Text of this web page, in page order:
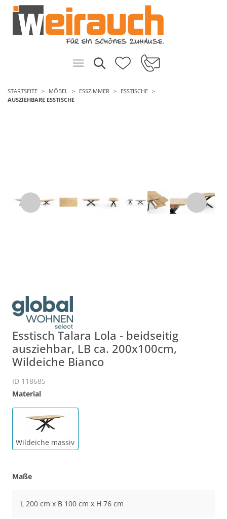
STARTSEITE MÖBEL ESSZIMMER
ESSTISCHE
AUSZIEHBARE ESSTISCHE
Esstisch Talara Lola - beidseitig
ausziehbar, LB ca. 200x100cm,
Wildeiche Bianco
ID 118685
Material
Wildeiche massiv
Maße
L 200 cm x B 100 cm x H 76 cm